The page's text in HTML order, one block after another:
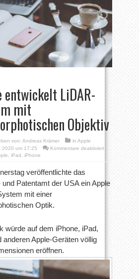
entwickelt LiDAR-
mit
Objektiv
von: Andreas Krämer in Apple
2020 um 17:25
Kommentare deaktiviertfür
entwickelt
LiDAR-
System
mit
iPad iPhone
veröffentlichte das
und Patentamt der USA ein Apple
mit einer
Optik.
würde auf dem iPhone, iPad,
anderen Apple-Geräten völlig
eröffnen.